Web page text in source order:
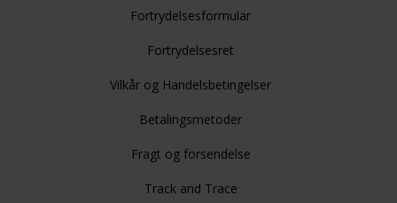
Fortrydelsesformular
Fortrydelsesret
Vilkår og Handelsbetingelser
Betalingsmetoder
Fragt og forsendelse
Track and Trace